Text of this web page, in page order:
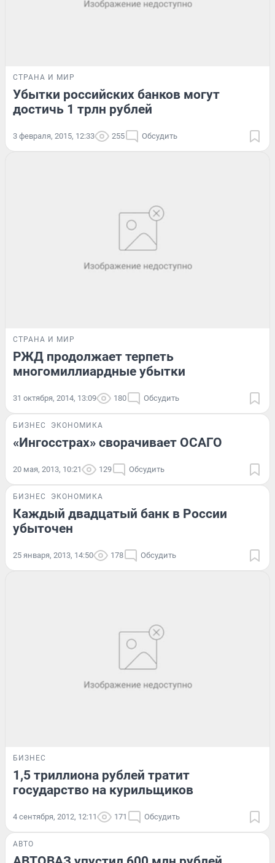
СТРАНА И МИР
Убытки российских банков могут
достичь 1 трлн рублей
3 февраля, 2015, 12:33 255 Обсудить
СТРАНА И МИР
РЖД продолжает терпеть
многомиллиардные убытки
31 октября, 2014, 13:09 180 Обсудить
БИЗНЕС ЭКОНОМИКА
«Ингосстрах» сворачивает ОСАГО
20 мая, 2013, 10:21 129 Обсудить
БИЗНЕС ЭКОНОМИКА
Каждый двадцатый банк в России
убыточен
25 января, 2013, 14:50 178 Обсудить
БИЗНЕС
1,5 триллиона рублей тратит
государство на курильщиков
4 сентября, 2012, 12:11 171 Обсудить
АВТО